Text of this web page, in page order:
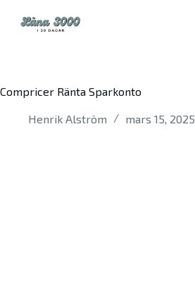
c
Compricer Ränta Sparkonto
Henrik Alström mars 15, 2025